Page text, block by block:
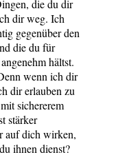
die du dir
dir weg. Ich
gegenüber den
die du für
hältst.
wenn ich dir
dir erlauben zu
sichererem
stärker
auf dich wirken,
ihnen dienst?